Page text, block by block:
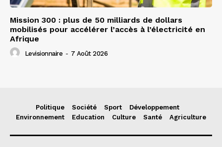
Mission 300 : plus de 50 milliards de dollars
mobilisés pour accélérer l’accès à l’électricité en
Afrique
Levisionnaire - 7 Août 2026
Politique Société Sport
Développement
Environnement
Education Culture Santé Agriculture